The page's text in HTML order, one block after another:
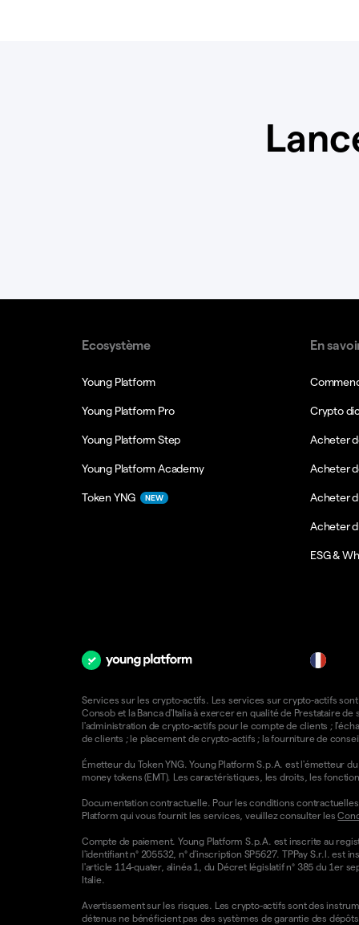
Ecosystème
Young Platform
Young Platform Pro
Young Platform Step
Young Platform Academy
Token YNG NEW
En
Crypto
Acheter
Acheter
Acheter
Acheter
ESG &
Services sur les crypto-actifs. Les services sur crypto-actifs
Consob et la Banca d'Italia à exercer en qualité de Prestataire
l'administration de crypto-actifs pour le compte de clients ;
de clients ; le placement de crypto-actifs ; la fourniture de
Émetteur du Token YNG. Young Platform S.p.A. est l'émetteur
money tokens (EMT). Les caractéristiques, les droits, les
Documentation contractuelle. Pour les conditions
Platform qui vous fournit les services, veuillez consulter les
Compte de paiement. Young Platform S.p.A. est inscrite au
l'identifiant n° 205532, n° d'inscription SP5627. TPPay S.r.l. est
l'article 114-quater, alinéa 1, du Décret législatif n° 385 du 1er
Italie.
Avertissement sur les risques. Les crypto-actifs sont des
détenus ne bénéficient pas des systèmes de garantie des